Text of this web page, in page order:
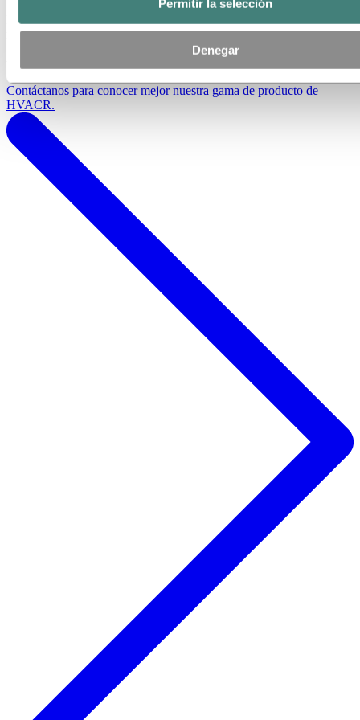
Permitir la selección
Denegar
Debido a las propiedades físicas del aluminio, la mejora en cuanto a
rendimiento y eficiencia con respecto al cobre (que era el metal de
uso más habitual) es tan evidente como la reducción de costes,
Contáctanos para conocer mejor nuestra gama de producto de
HVACR.